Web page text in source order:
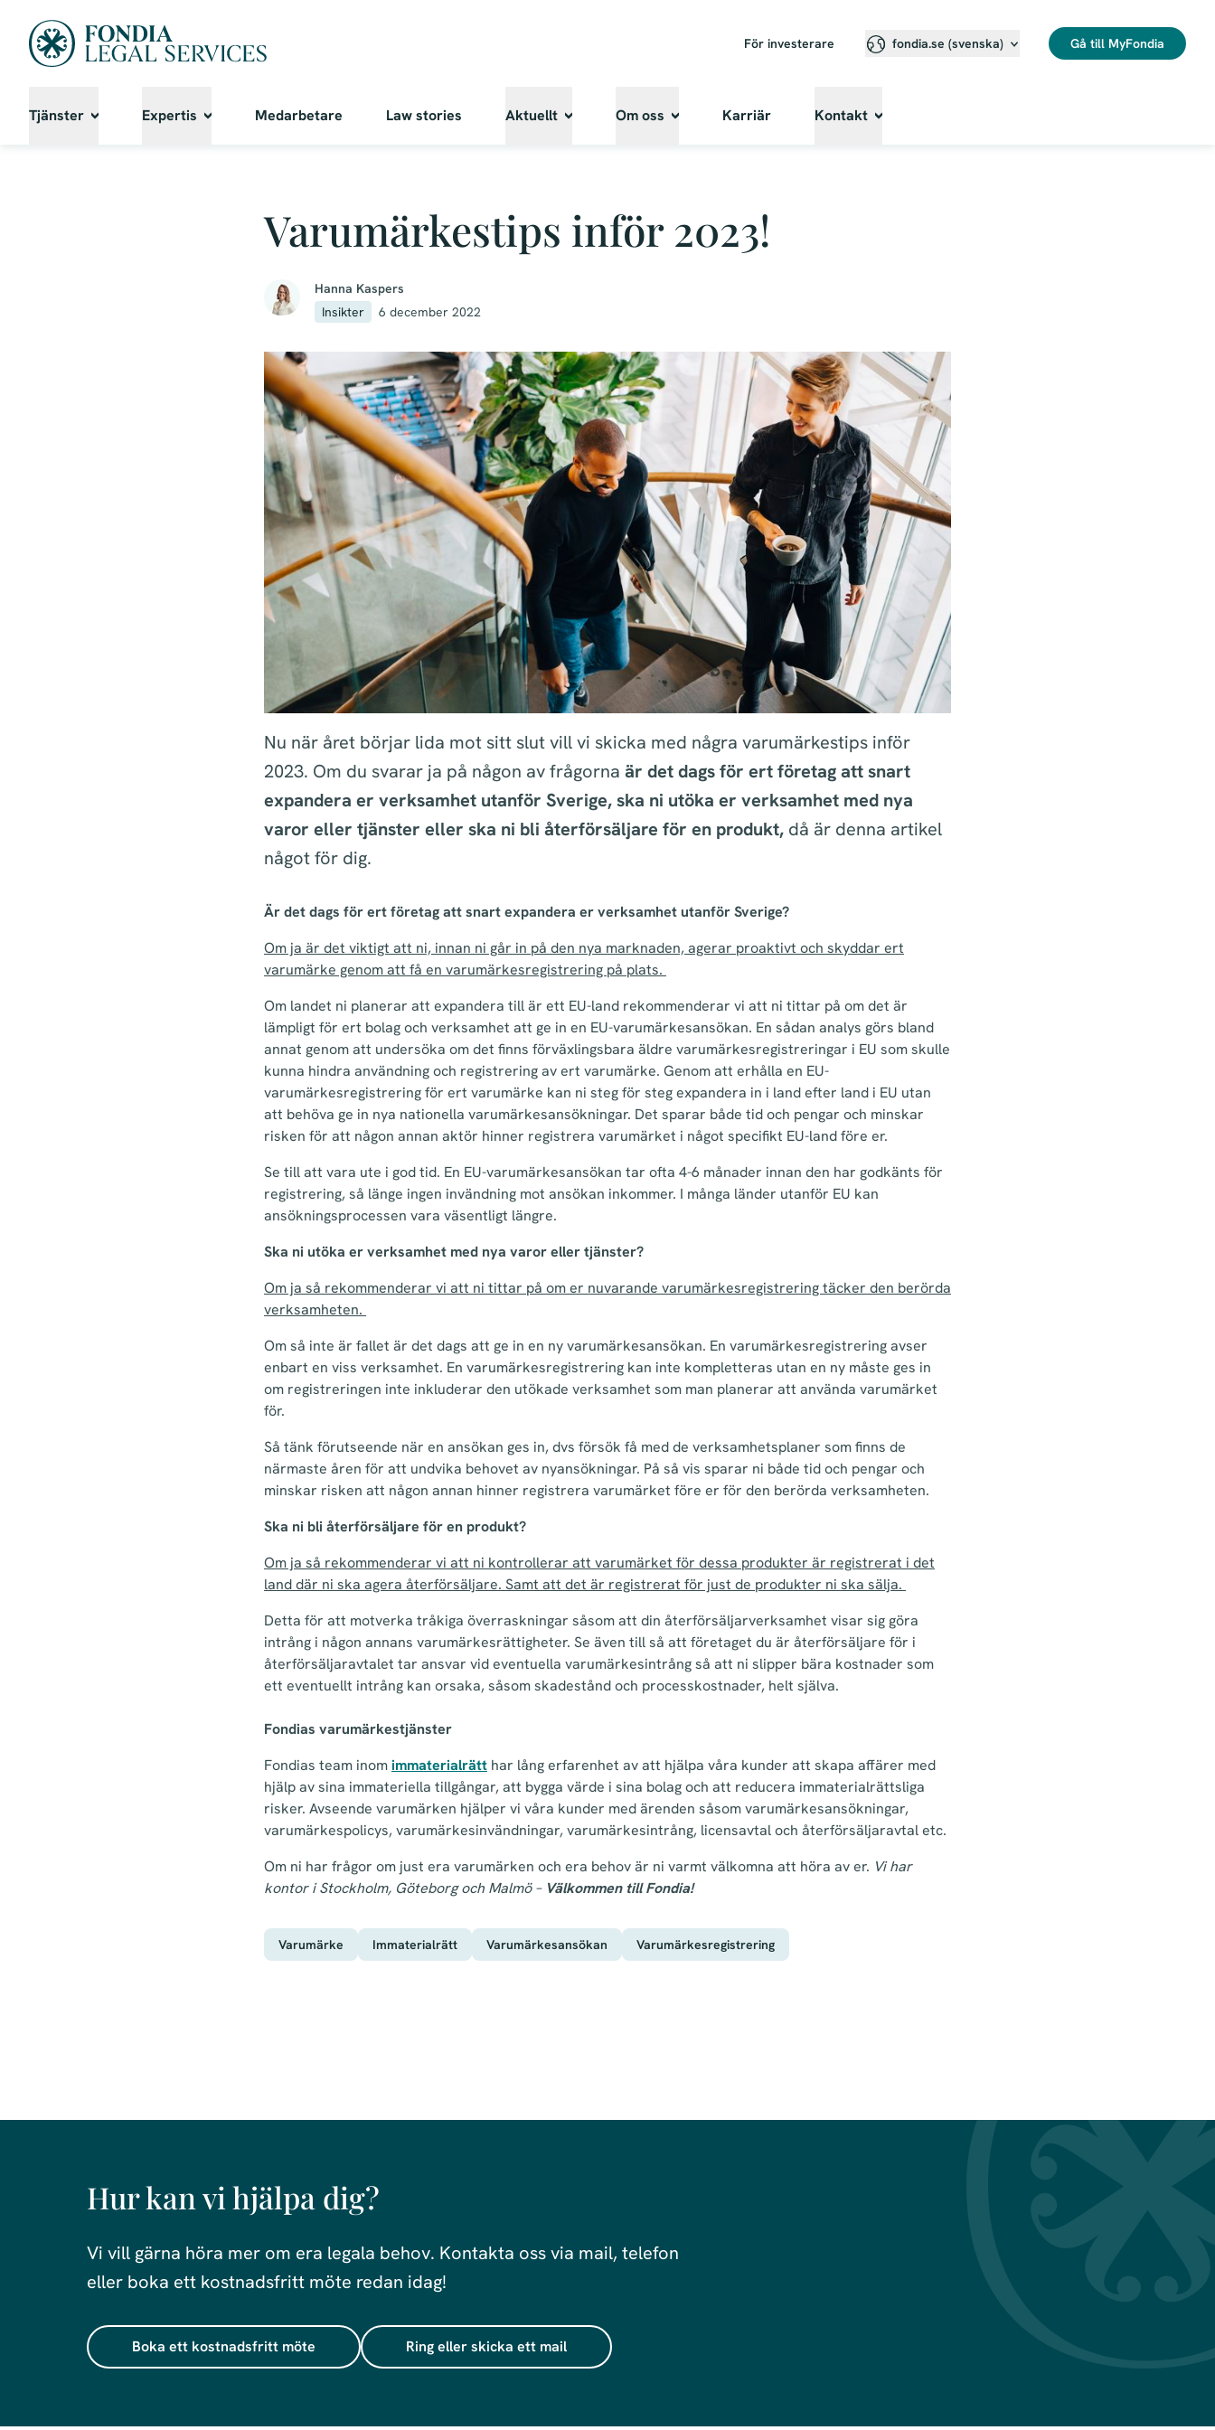
För investerare fondia.se (svenska)⁠ Gå till MyFondia
Tjänster Expertis Medarbetare Law stories Aktuellt Om oss Karriär Kontakt
Varumärkestips inför 2023!
Hanna Kaspers
Insikter
6 december 2022
Nu när året börjar lida mot sitt slut vill vi skicka med några varumärkestips inför
2023. Om du svarar ja på någon av frågorna är det dags för ert företag att snart
expandera er verksamhet utanför Sverige, ska ni utöka er verksamhet med nya
varor eller tjänster eller ska ni bli återförsäljare för en produkt, då är denna artikel
något för dig.
Är det dags för ert företag att snart expandera er verksamhet utanför Sverige?
Om ja är det viktigt att ni, innan ni går in på den nya marknaden, agerar proaktivt och skyddar ert
varumärke genom att få en varumärkesregistrering på plats.
Om landet ni planerar att expandera till är ett EU-land rekommenderar vi att ni tittar på om det är
lämpligt för ert bolag och verksamhet att ge in en EU-varumärkesansökan. En sådan analys görs bland
annat genom att undersöka om det finns förväxlingsbara äldre varumärkesregistreringar i EU som skulle
kunna hindra användning och registrering av ert varumärke. Genom att erhålla en EU-
varumärkesregistrering för ert varumärke kan ni steg för steg expandera in i land efter land i EU utan
att behöva ge in nya nationella varumärkesansökningar. Det sparar både tid och pengar och minskar
risken för att någon annan aktör hinner registrera varumärket i något specifikt EU-land före er.
Se till att vara ute i god tid. En EU-varumärkesansökan tar ofta 4-6 månader innan den har godkänts för
registrering, så länge ingen invändning mot ansökan inkommer. I många länder utanför EU kan
ansökningsprocessen vara väsentligt längre.
Ska ni utöka er verksamhet med nya varor eller tjänster?
Om ja så rekommenderar vi att ni tittar på om er nuvarande varumärkesregistrering täcker den berörda
verksamheten.
Om så inte är fallet är det dags att ge in en ny varumärkesansökan. En varumärkesregistrering avser
enbart en viss verksamhet. En varumärkesregistrering kan inte kompletteras utan en ny måste ges in
om registreringen inte inkluderar den utökade verksamhet som man planerar att använda varumärket
för.
Så tänk förutseende när en ansökan ges in, dvs försök få med de verksamhetsplaner som finns de
närmaste åren för att undvika behovet av nyansökningar. På så vis sparar ni både tid och pengar och
minskar risken att någon annan hinner registrera varumärket före er för den berörda verksamheten.
Ska ni bli återförsäljare för en produkt?
Om ja så rekommenderar vi att ni kontrollerar att varumärket för dessa produkter är registrerat i det
land där ni ska agera återförsäljare. Samt att det är registrerat för just de produkter ni ska sälja.
Detta för att motverka tråkiga överraskningar såsom att din återförsäljarverksamhet visar sig göra
intrång i någon annans varumärkesrättigheter. Se även till så att företaget du är återförsäljare för i
återförsäljaravtalet tar ansvar vid eventuella varumärkesintrång så att ni slipper bära kostnader som
ett eventuellt intrång kan orsaka, såsom skadestånd och processkostnader, helt själva.
Fondias varumärkestjänster
Fondias team inomimmaterialrätt har lång erfarenhet av att hjälpa våra kunder att skapa affärer med
hjälp av sina immateriella tillgångar, att bygga värde i sina bolag och att reducera immaterialrättsliga
risker. Avseende varumärken hjälper vi våra kunder med ärenden såsom varumärkesansökningar,
varumärkespolicys, varumärkesinvändningar, varumärkesintrång, licensavtal och återförsäljaravtal etc.
Om ni har frågor om just era varumärken och era behov är ni varmt välkomna att höra av er. Vi har
kontor i Stockholm, Göteborg och Malmö – Välkommen till Fondia!
Varumärke Immaterialrätt Varumärkesansökan Varumärkesregistrering
Hur kan vi hjälpa dig?
Vi vill gärna höra mer om era legala behov. Kontakta oss via mail, telefon
eller boka ett kostnadsfritt möte redan idag!
Boka ett kostnadsfritt möte Ring eller skicka ett mail